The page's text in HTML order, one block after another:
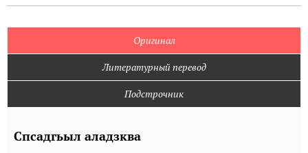
Оригинал
Литературный перевод
Подстрочник
Спсадгьыл аладзква